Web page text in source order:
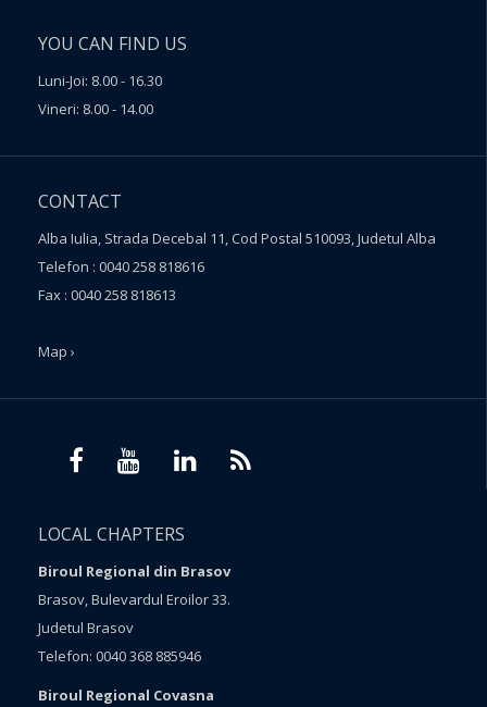
YOU CAN FIND US
Luni-Joi: 8.00 - 16.30
Vineri: 8.00 - 14.00
CONTACT
Alba Iulia, Strada Decebal 11, Cod Postal 510093, Judetul Alba
Telefon : 0040 258 818616
Fax : 0040 258 818613
Map ›
LOCAL CHAPTERS
Biroul Regional din Brasov
Brasov, Bulevardul Eroilor 33.
Judetul Brasov
Telefon: 0040 368 885946
Biroul Regional Covasna